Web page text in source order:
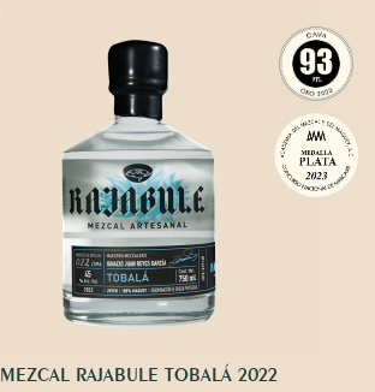
MEZCAL RAJABULE TOBALÁ 2022